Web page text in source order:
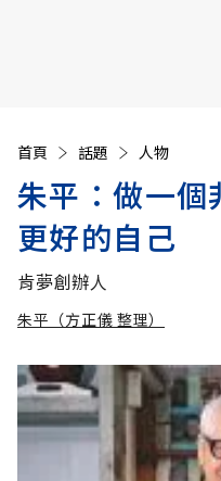
首頁 話題 人物
朱平：做一個
更好的自己
肯夢創辦人
朱平（方正儀 整理）